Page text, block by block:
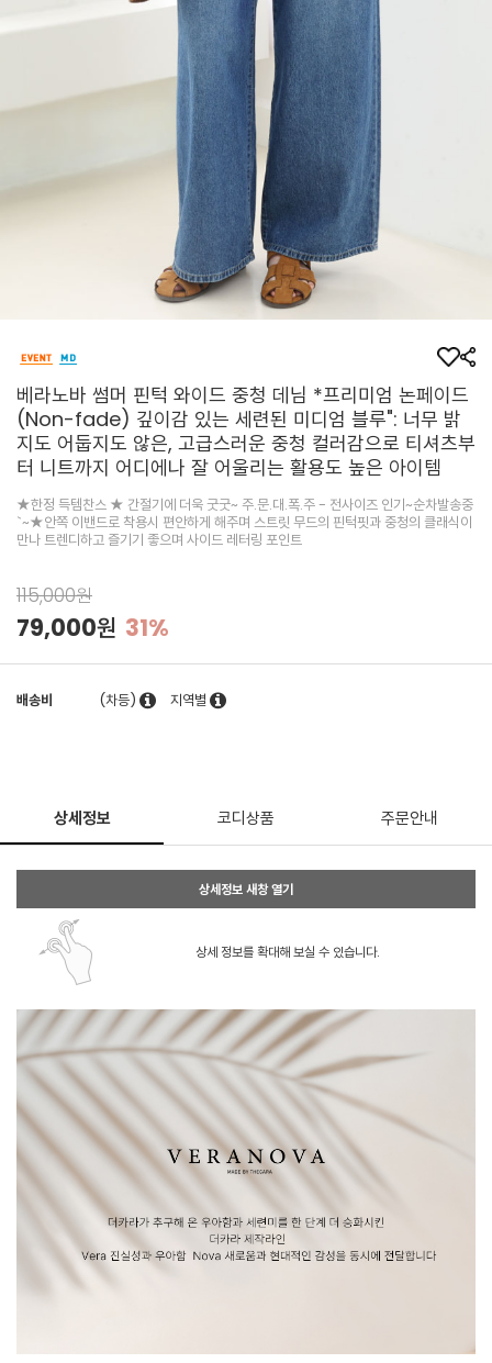
베라노바 썸머 핀턱 와이드 중청 데님 *프리미엄 논페이드
(Non-fade) 깊이감 있는 세련된 미디엄 블루": 너무 밝
지도 어둡지도 않은, 고급스러운 중청 컬러감으로 티셔츠부
터 니트까지 어디에나 잘 어울리는 활용도 높은 아이템
★한정 득템찬스 ★ 간절기에 더욱 굿굿~ 주.문.대.폭.주 - 전사이즈 인기~순차발송중
`~★안쪽 이밴드로 착용시 편안하게 해주며 스트릿 무드의 핀턱핏과 중청의 클래식이
만나 트렌디하고 즐기기 좋으며 사이드 레터링 포인트
115,000원
79,000원 31%
배송비 (차등) 지역별
상세정보 코디상품 주문안내
상세정보 새창 열기
상세 정보를 확대해 보실 수 있습니다.